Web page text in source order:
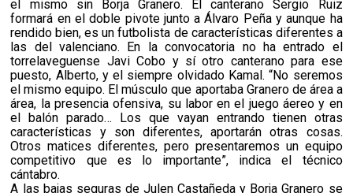
el mismo sin Borja Granero. El canterano Sergio Ruiz
formará en el doble pivote junto a Álvaro Peña y aunque ha
rendido bien, es un futbolista de características diferentes a
las del valenciano. En la convocatoria no ha entrado el
torrelaveguense Javi Cobo y sí otro canterano para ese
puesto, Alberto, y el siempre olvidado Kamal. “No seremos
el mismo equipo. El músculo que aportaba Granero de área a
área, la presencia ofensiva, su labor en el juego áereo y en
el balón parado… Los que vayan entrando tienen otras
características y son diferentes, aportarán otras cosas.
Otros matices diferentes, pero presentaremos un equipo
competitivo que es lo importante”, indica el técnico
cántabro.
A las bajas seguras de Julen Castañeda y Borja Granero se